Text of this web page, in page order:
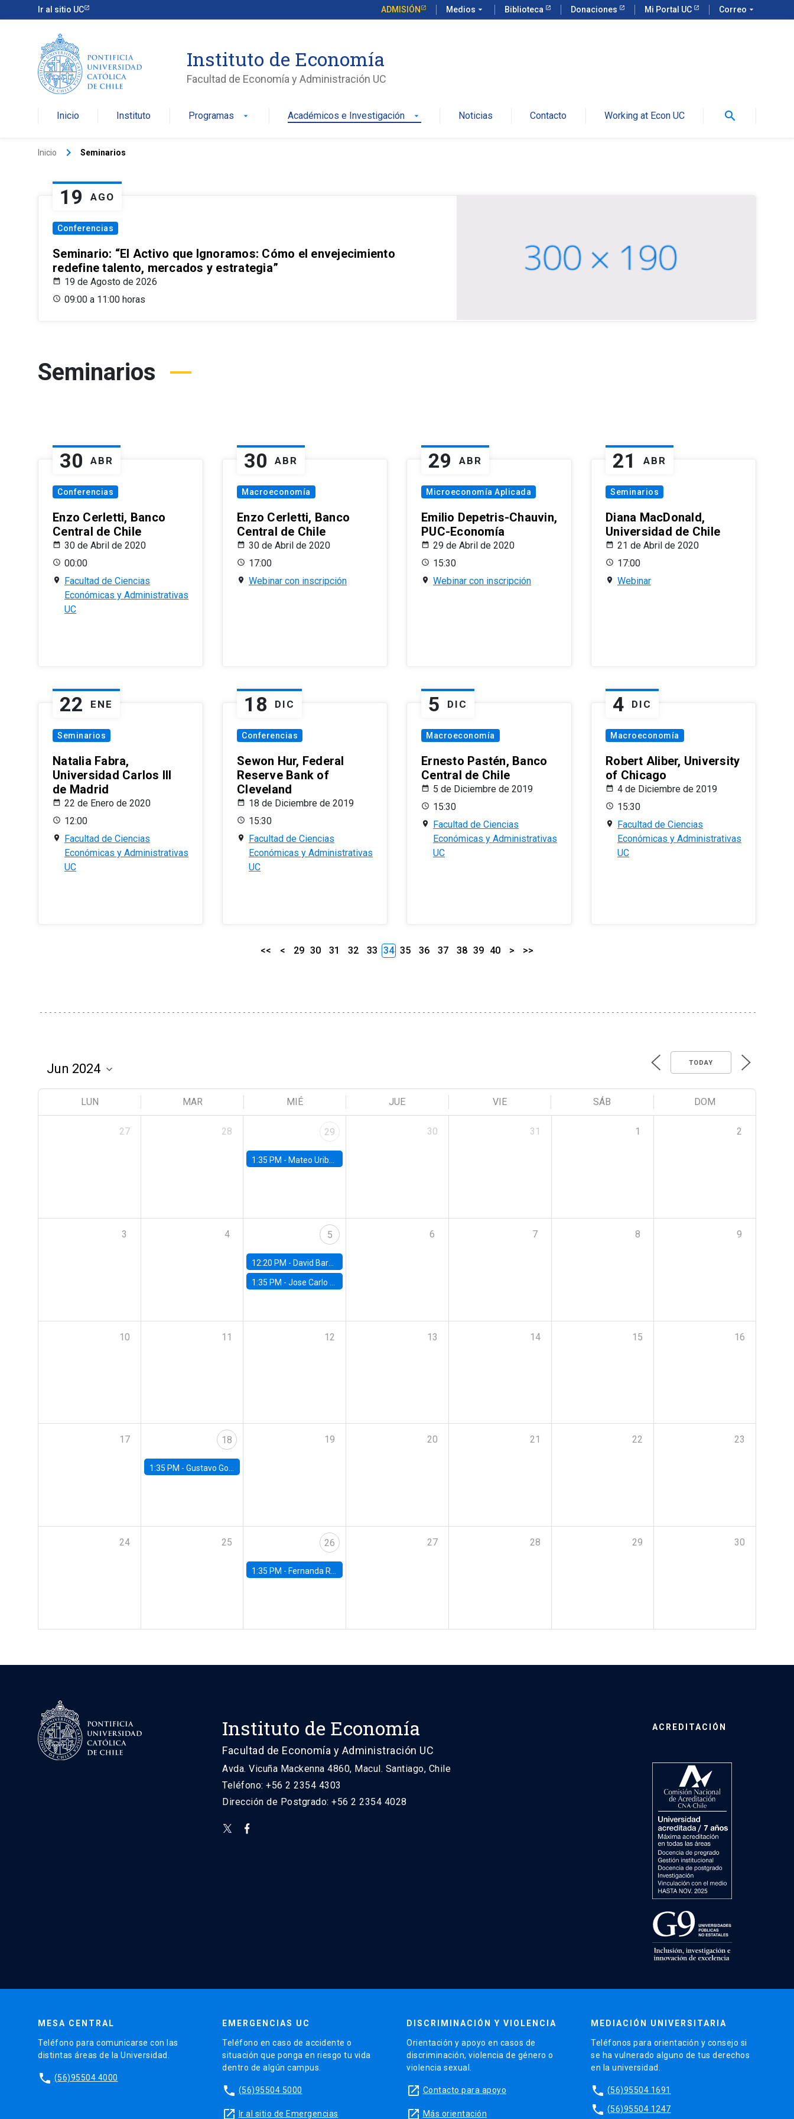
Ir al sitio UC ADMISIÓN Medios arrow_drop_down Biblioteca Donaciones Mi Portal UC Correo arrow_drop_down
Instituto de Economía
Facultad de Economía y Administración UC
Inicio Instituto Programas arrow_drop_down Académicos e Investigación arrow_drop_down Noticias Contacto Working at Econ UC search
Inicio keyboard_arrow_right Seminarios
19 AGO
Conferencias
Seminario: “El Activo que Ignoramos: Cómo el envejecimiento
redefine talento, mercados y estrategia”
19 de Agosto de 2026
09:00 a 11:00 horas
Seminarios
30 ABR
Conferencias
Enzo Cerletti, Banco
Central de Chile
30 de Abril de 2020
00:00
Facultad de Ciencias
Económicas y Administrativas
UC
30 ABR
Macroeconomía
Enzo Cerletti, Banco
Central de Chile
30 de Abril de 2020
17:00
Webinar con inscripción
29 ABR
Microeconomía Aplicada
Emilio Depetris-Chauvin,
PUC-Economía
29 de Abril de 2020
15:30
Webinar con inscripción
21 ABR
Seminarios
Diana MacDonald,
Universidad de Chile
21 de Abril de 2020
17:00
Webinar
22 ENE
Seminarios
Natalia Fabra,
Universidad Carlos III
de Madrid
22 de Enero de 2020
12:00
Facultad de Ciencias
Económicas y Administrativas
UC
18 DIC
Conferencias
Sewon Hur, Federal
Reserve Bank of
Cleveland
18 de Diciembre de 2019
15:30
Facultad de Ciencias
Económicas y Administrativas
UC
5 DIC
Macroeconomía
Ernesto Pastén, Banco
Central de Chile
5 de Diciembre de 2019
15:30
Facultad de Ciencias
Económicas y Administrativas
UC
4 DIC
Macroeconomía
Robert Aliber, University
of Chicago
4 de Diciembre de 2019
15:30
Facultad de Ciencias
Económicas y Administrativas
UC
<< < 29 30 31 32 33 34 35 36 37 38 39 40 > >>
TODAY
LUN MAR MIÉ JUE VIE SÁB DOM
27 28 29
1:35 PM - Mateo Uribe-Castro, Universidad de los Andes (Colombia)
30 31 1 2
3 4 5
12:20 PM - David Bardey, Universidad de los Andes - CEDE
1:35 PM -Jose Carlo Bermudez, UC (ME) & World Bank
6 7 8 9
10 11 12 13 14 15 16
17 18
1:35 PM - Gustavo González, Banco Central de Chile
19 20 21 22 23
24 25 26
1:35 PM - Fernanda Rojas Ampuero, University of Wisconsin-Madison
27 28 29 30
Instituto de Economía
Facultad de Economía y Administración UC
Avda. Vicuña Mackenna 4860, Macul. Santiago, Chile
Teléfono: +56 2 2354 4303
Dirección de Postgrado: +56 2 2354 4028
ACREDITACIÓN
MESA CENTRAL
Teléfono para comunicarse con las
distintas áreas de la Universidad.
phone (56)95504 4000
EMERGENCIAS UC
Teléfono en caso de accidente o
situación que ponga en riesgo tu vida
dentro de algún campus.
phone (56)95504 5000
launch Ir al sitio de Emergencias
DISCRIMINACIÓN Y VIOLENCIA
Orientación y apoyo en casos de
discriminación, violencia de género o
violencia sexual.
launch Contacto para apoyo
launch Más orientación
MEDIACIÓN UNIVERSITARIA
Teléfonos para orientación y consejo si
se ha vulnerado alguno de tus derechos
en la universidad.
phone (56)95504 1691
phone (56)95504 1247